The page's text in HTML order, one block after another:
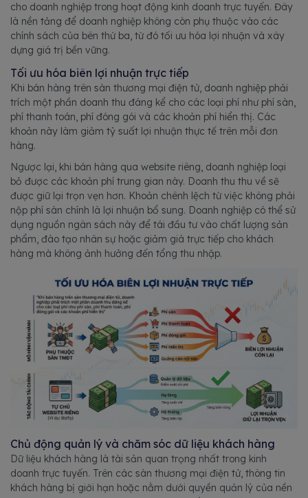
cho doanh nghiệp trong hoạt động kinh doanh trực tuyến. Đây
là nền tảng để doanh nghiệp không còn phụ thuộc vào các
chính sách của bên thứ ba, từ đó tối ưu hóa lợi nhuận và xây
dựng giá trị bền vững.
Tối ưu hóa biên lợi nhuận trực tiếp
Khi bán hàng trên sàn thương mại điện tử, doanh nghiệp phải
trích một phần doanh thu đáng kể cho các loại phí như phí sàn,
phí thanh toán, phí đóng gói và các khoản phí hiển thị. Các
khoản này làm giảm tỷ suất lợi nhuận thực tế trên mỗi đơn
hàng.
Ngược lại, khi bán hàng qua website riêng, doanh nghiệp loại
bỏ được các khoản phí trung gian này. Doanh thu thu về sẽ
được giữ lại trọn vẹn hơn. Khoản chênh lệch từ việc không phải
nộp phí sàn chính là lợi nhuận bổ sung. Doanh nghiệp có thể sử
dụng nguồn ngân sách này để tái đầu tư vào chất lượng sản
phẩm, đào tạo nhân sự hoặc giảm giá trực tiếp cho khách
hàng mà không ảnh hưởng đến tổng thu nhập.
Chủ động quản lý và chăm sóc dữ liệu khách hàng
Dữ liệu khách hàng là tài sản quan trọng nhất trong kinh
doanh trực tuyến. Trên các sàn thương mại điện tử, thông tin
khách hàng bị giới hạn hoặc nằm dưới quyền quản lý của nền